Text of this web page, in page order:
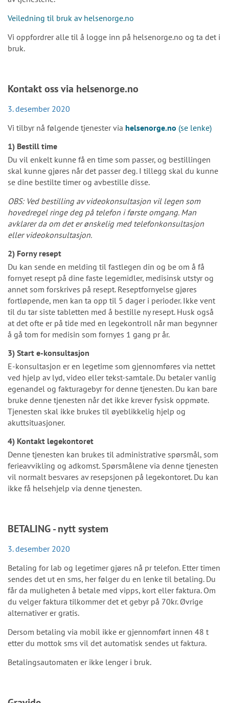
Veiledning til bruk av helsenorge.no
Vi oppfordrer alle til å logge inn på helsenorge.no og ta det i
bruk.
Kontakt oss via helsenorge.no
3. desember 2020
Vi tilbyr nå følgende tjenester via helsenorge.no (se lenke)
1) Bestill time
Du vil enkelt kunne få en time som passer, og bestillingen
skal kunne gjøres når det passer deg. I tillegg skal du kunne
se dine bestilte timer og avbestille disse.
OBS: Ved bestilling av videokonsultasjon vil legen som
hovedregel ringe deg på telefon i første omgang. Man
avklarer da om det er ønskelig med telefonkonsultasjon
eller videokonsultasjon.
2) Forny resept
Du kan sende en melding til fastlegen din og be om å få
fornyet resept på dine faste legemidler, medisinsk utstyr og
annet som forskrives på resept. Reseptfornyelse gjøres
fortløpende, men kan ta opp til 5 dager i perioder. Ikke vent
til du tar siste tabletten med å bestille ny resept. Husk også
at det ofte er på tide med en legekontroll når man begynner
å gå tom for medisin som fornyes 1 gang pr år.
3) Start e-konsultasjon
E-konsultasjon er en legetime som gjennomføres via nettet
ved hjelp av lyd, video eller tekst-samtale. Du betaler vanlig
egenandel og fakturagebyr for denne tjenesten. Du kan bare
bruke denne tjenesten når det ikke krever fysisk oppmøte.
Tjenesten skal ikke brukes til øyeblikkelig hjelp og
akuttsituasjoner.
4) Kontakt legekontoret
Denne tjenesten kan brukes til administrative spørsmål, som
ferieavvikling og adkomst. Spørsmålene via denne tjenesten
vil normalt besvares av resepsjonen på legekontoret. Du kan
ikke få helsehjelp via denne tjenesten.
BETALING - nytt system
3. desember 2020
Betaling for lab og legetimer gjøres nå pr telefon. Etter timen
sendes det ut en sms, her følger du en lenke til betaling. Du
får da muligheten å betale med vipps, kort eller faktura. Om
du velger faktura tilkommer det et gebyr på 70kr. Øvrige
alternativer er gratis.
Dersom betaling via mobil ikke er gjennomført innen 48 t
etter du mottok sms vil det automatisk sendes ut faktura.
Betalingsautomaten er ikke lenger i bruk.